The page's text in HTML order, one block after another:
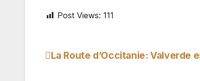
Post Views: 111
Navegação
La Route d’Occitanie: Valverde